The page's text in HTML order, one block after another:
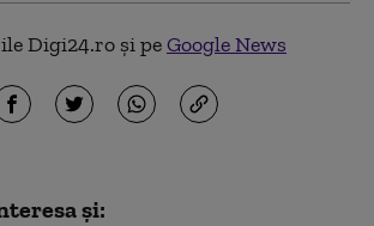
Digi24.ro și peGoogle News
și: